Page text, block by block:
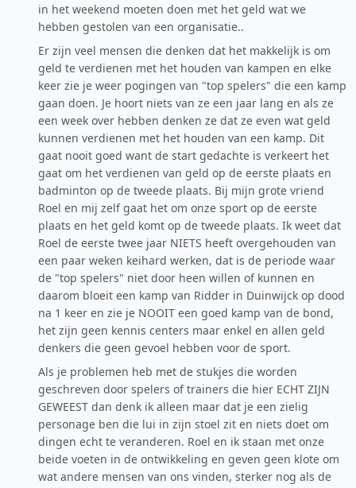
in het weekend moeten doen met het geld wat we
hebben gestolen van een organisatie..
Er zijn veel mensen die denken dat het makkelijk is om
geld te verdienen met het houden van kampen en elke
keer zie je weer pogingen van "top spelers" die een kamp
gaan doen. Je hoort niets van ze een jaar lang en als ze
een week over hebben denken ze dat ze even wat geld
kunnen verdienen met het houden van een kamp. Dit
gaat nooit goed want de start gedachte is verkeert het
gaat om het verdienen van geld op de eerste plaats en
badminton op de tweede plaats. Bij mijn grote vriend
Roel en mij zelf gaat het om onze sport op de eerste
plaats en het geld komt op de tweede plaats. Ik weet dat
Roel de eerste twee jaar NIETS heeft overgehouden van
een paar weken keihard werken, dat is de periode waar
de "top spelers" niet door heen willen of kunnen en
daarom bloeit een kamp van Ridder in Duinwijck op dood
na 1 keer en zie je NOOIT een goed kamp van de bond,
het zijn geen kennis centers maar enkel en allen geld
denkers die geen gevoel hebben voor de sport.
Als je problemen heb met de stukjes die worden
geschreven door spelers of trainers die hier ECHT ZIJN
GEWEEST dan denk ik alleen maar dat je een zielig
personage ben die lui in zijn stoel zit en niets doet om
dingen echt te veranderen. Roel en ik staan met onze
beide voeten in de ontwikkeling en geven geen klote om
wat andere mensen van ons vinden, sterker nog als de